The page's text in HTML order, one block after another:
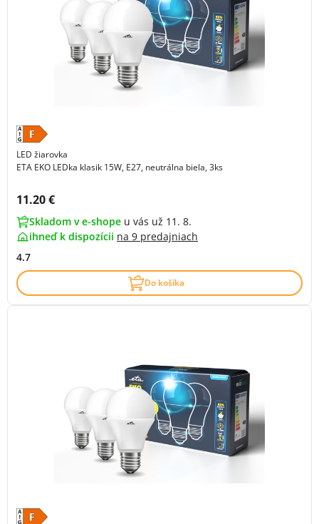
LED žiarovka
ETA EKO LEDka klasik 15W, E27, neutrálna biela, 3ks
Cena s DPH:
11.20 €
Skladom v e-shope u vás už 11. 8.
ihneď k dispozícii na 9 predajniach
4.7
Do košíka